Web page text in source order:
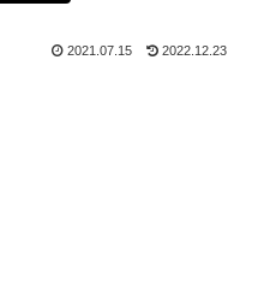
2021.07.15 2022.12.23